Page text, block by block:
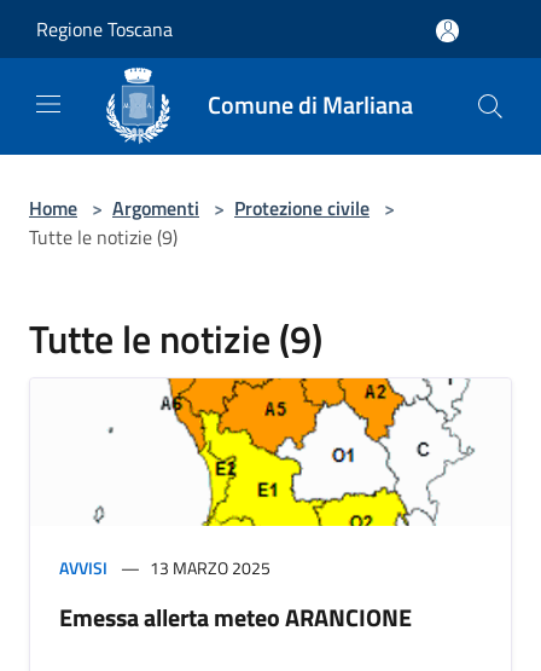
Regione Toscana
Comune di Marliana
Home > Argomenti > Protezione civile >
Tutte le notizie (9)
Tutte le notizie (9)
AVVISI 13 MARZO 2025
Emessa allerta meteo ARANCIONE